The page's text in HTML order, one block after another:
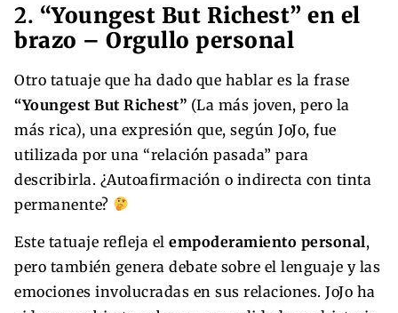
2. “Youngest But Richest” en el
brazo – Orgullo personal
Otro tatuaje que ha dado que hablar es la frase
“Youngest But Richest” (La más joven, pero la
más rica), una expresión que, según JoJo, fue
utilizada por una “relación pasada” para
describirla. ¿Autoafirmación o indirecta con tinta
permanente?
Este tatuaje refleja el empoderamiento personal,
pero también genera debate sobre el lenguaje y las
emociones involucradas en sus relaciones. JoJo ha